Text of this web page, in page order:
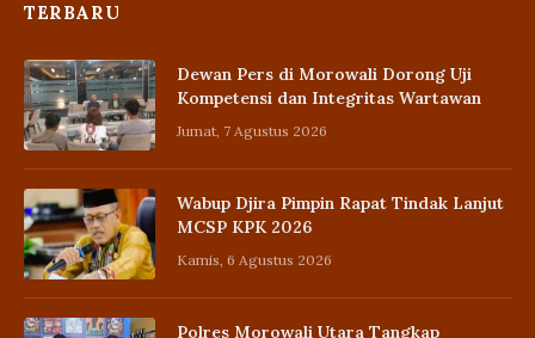
TERBARU
Dewan Pers di Morowali Dorong Uji
Kompetensi dan Integritas Wartawan
Jumat, 7 Agustus 2026
Wabup Djira Pimpin Rapat Tindak Lanjut
MCSP KPK 2026
Kamis, 6 Agustus 2026
Polres Morowali Utara Tangkap